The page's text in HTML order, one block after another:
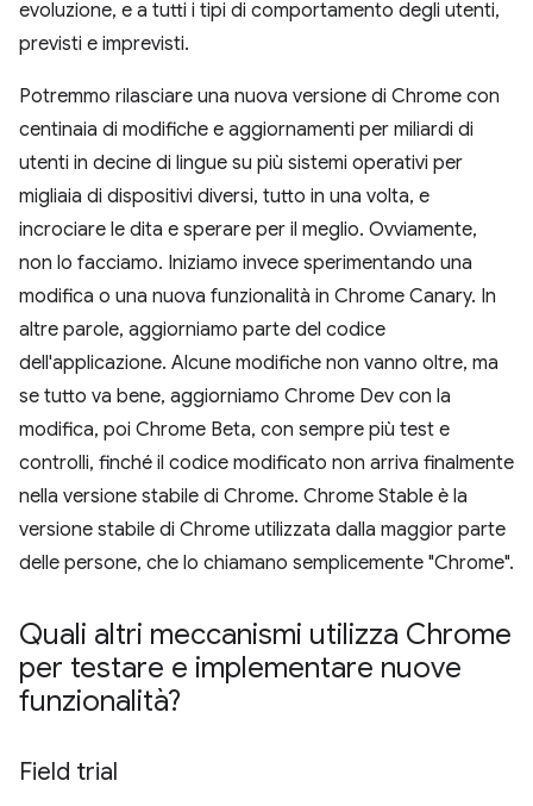
evoluzione, e a tutti i tipi di comportamento degli utenti,
previsti e imprevisti.
Potremmo rilasciare una nuova versione di Chrome con
centinaia di modifiche e aggiornamenti per miliardi di
utenti in decine di lingue su più sistemi operativi per
migliaia di dispositivi diversi, tutto in una volta, e
incrociare le dita e sperare per il meglio. Ovviamente,
non lo facciamo. Iniziamo invece sperimentando una
modifica o una nuova funzionalità in Chrome Canary. In
altre parole, aggiorniamo parte del codice
dell'applicazione. Alcune modifiche non vanno oltre, ma
se tutto va bene, aggiorniamo Chrome Dev con la
modifica, poi Chrome Beta, con sempre più test e
controlli, finché il codice modificato non arriva finalmente
nella versione stabile di Chrome. Chrome Stable è la
versione stabile di Chrome utilizzata dalla maggior parte
delle persone, che lo chiamano semplicemente "Chrome".
Quali altri meccanismi utilizza Chrome
per testare e implementare nuove
funzionalità?
Field trial